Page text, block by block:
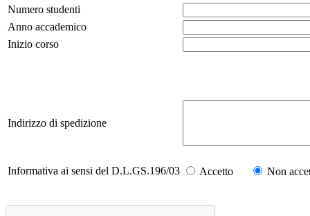
Numero studenti
Anno accademico
Inizio corso
Indirizzo di spedizione
Informativa ai sensi del D.L.GS.196/03 Accetto Non